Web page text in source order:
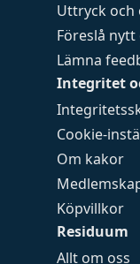
Uttryck
Föreslå nytt
Lämna
Integritet
Cookie-
Om kakor
Köpvillkor
Residuum
Allt om oss